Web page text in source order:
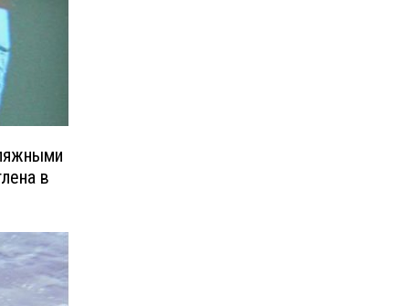
в